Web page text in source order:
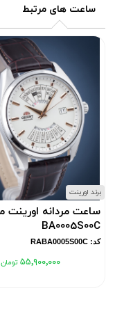
ساعت های مرتبط
برند اورینت
BA0005S00C
کد: RABA0005S00C
۵۵٬۹۰۰٬۰۰۰